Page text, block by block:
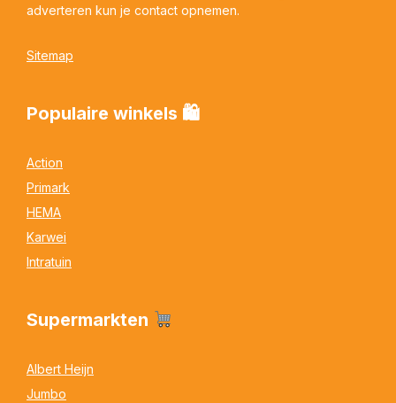
adverteren kun je contact opnemen.
Sitemap
Populaire winkels 🛍
Action
Primark
HEMA
Karwei
Intratuin
Supermarkten
Albert Heijn
Jumbo